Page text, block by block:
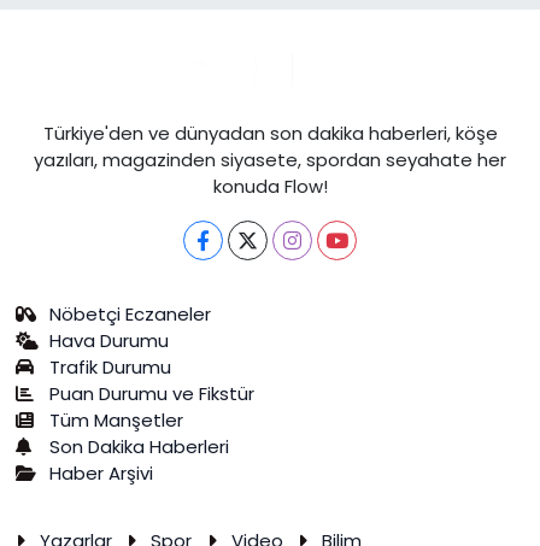
Türkiye'den ve dünyadan son dakika haberleri, köşe
yazıları, magazinden siyasete, spordan seyahate her
konuda Flow!
Nöbetçi Eczaneler
Hava Durumu
Trafik Durumu
Puan Durumu ve Fikstür
Tüm Manşetler
Son Dakika Haberleri
Haber Arşivi
Yazarlar Spor Video Bilim